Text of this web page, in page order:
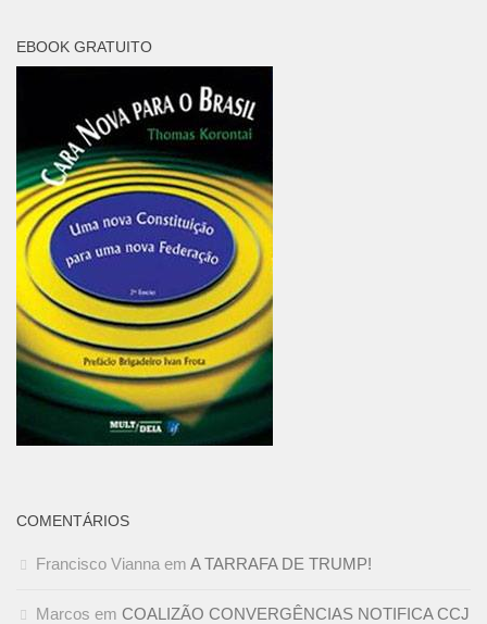
EBOOK GRATUITO
COMENTÁRIOS
Francisco Vianna em A TARRAFA DE TRUMP!
Marcos em COALIZÃO CONVERGÊNCIAS NOTIFICA CCJ